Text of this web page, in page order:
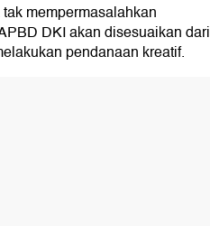
mempermasalahkan
DKI akan disesuaikan dari
pendanaan kreatif.